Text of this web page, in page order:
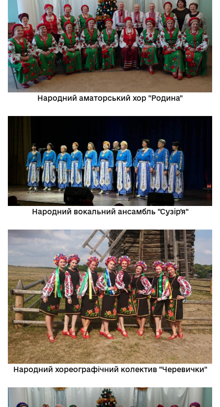
Народний аматорський хор "Родина"
Народний вокальний ансамбль "Сузір'я"
Народний хореографічний колектив "Черевички"